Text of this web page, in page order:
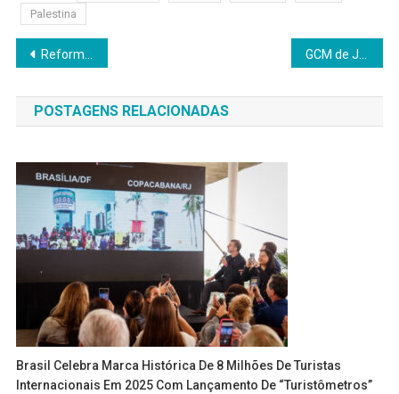
Palestina
Navegação
de
Post
Reforma tributária vai isentar cesta básica GCM de Jandira intensifica Operação de Saturação na Rua Santo André para combater o tráfico de drogas
POSTAGENS RELACIONADAS
Brasil Celebra Marca Histórica De 8 Milhões De Turistas
Internacionais Em 2025 Com Lançamento De “turistômetros”